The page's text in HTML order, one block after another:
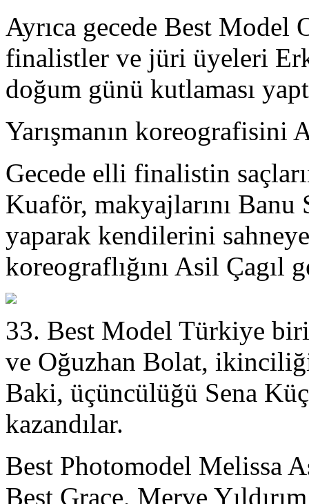
Ayrıca gecede Best Model
finalistler ve jüri üyeleri
doğum günü kutlaması
Yarışmanın koreografisini
Gecede elli finalistin
Kuaför, makyajlarını
yaparak kendilerini
koreograflığını Asil Çagıl
33. Best Model Türkiye
ve Oğuzhan Bolat,
Baki, üçüncülüğü Sena
kazandılar.
Best Photomodel Melissa
Best Grace, Merve